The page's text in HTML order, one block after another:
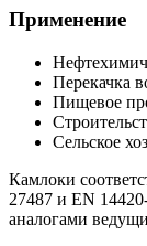
Применение
Перекачка
Пищевое
Сельское
Камлоки
27487 и EN
аналогами